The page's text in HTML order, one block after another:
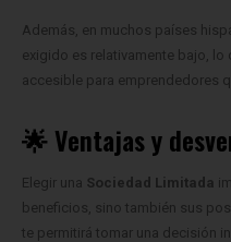
Además, en muchos países
exigido es relativamente bajo, lo
accesible para emprendedores
🌟 Ventajas y
Elegir una Sociedad Limitada
beneficios, sino también sus
te permitirá tomar una decisión